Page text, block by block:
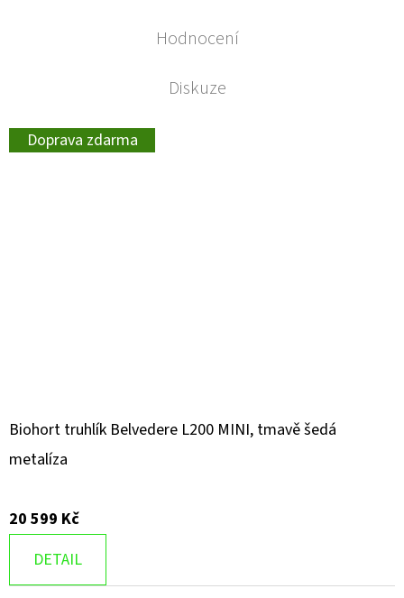
Hodnocení
Diskuze
Doprava zdarma
Biohort truhlík Belvedere L200 MINI, tmavě šedá
metalíza
20 599 Kč
DETAIL